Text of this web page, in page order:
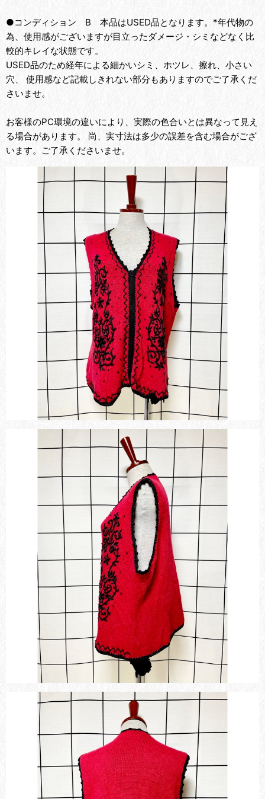
●コンディション B 本品はUSED品となります。*年代物の
為、使用感がございますが目立ったダメージ・シミなどなく比
較的キレイな状態です。
USED品のため経年による細かいシミ、ホツレ、擦れ、小さい
穴、 使用感など記載しきれない部分もありますのでご了承くだ
さいませ。
お客様のPC環境の違いにより、実際の色合いとは異なって見え
る場合があります。 尚、実寸法は多少の誤差を含む場合がござ
います。ご了承くださいませ。